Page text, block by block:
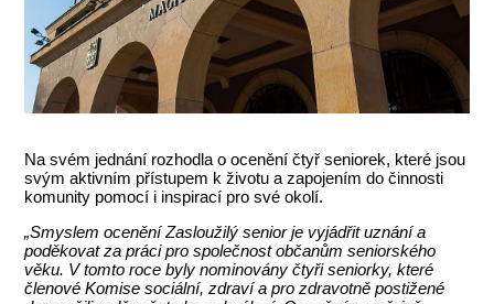
Na svém jednání rozhodla o ocenění čtyř seniorek, které jsou
svým aktivním přístupem k životu a zapojením do činnosti
komunity pomocí i inspirací pro své okolí.
„Smyslem ocenění Zasloužilý senior je vyjádřit uznání a
poděkovat za práci pro společnost občanům seniorského
věku. V tomto roce byly nominovány čtyři seniorky, které
členové Komise sociální, zdraví a pro zdravotně postižené